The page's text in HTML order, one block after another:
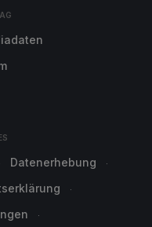
Datenerhebung